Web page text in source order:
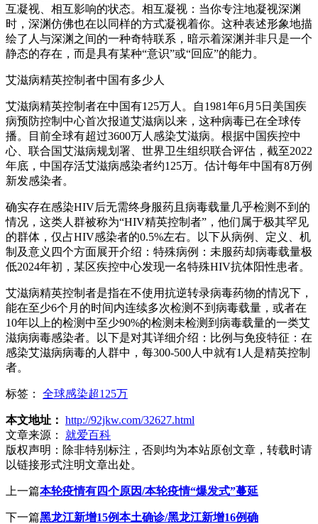
互凝视、相互影响的状态。相互凝视：当你专注地凝视深渊
时，深渊仿佛也在以同样的方式凝视着你。这种表述形象地描
绘了人与深渊之间的一种奇特联系，暗示着深渊并非只是一个
静态的存在，而是具有某种“意识”或“回应”的能力。
艾滋病精英控制者中国有多少人
艾滋病精英控制者在中国有125万人。自1981年6月5日美国疾
病预防控制中心首次报道艾滋病以来，这种病毒已在全球传
播。目前全球有超过3600万人感染艾滋病。根据中国疾控中
心、联合国艾滋病规划署、世界卫生组织联合评估，截至2022
年底，中国存活艾滋病感染者约125万。估计每年中国有8万例
新发感染者。
确实存在感染HIV后无需终身服药且病毒载量几乎检测不到的
情况，这类人群被称为“HIV精英控制者”，他们属于极其罕见
的群体，仅占HIV感染者的0.5%左右。以下从病例、定义、机
制及意义四个方面展开介绍：特殊病例：未服药却病毒载量极
低2024年初，某区疾控中心发现一名特殊HIV抗体阳性患者。
艾滋病精英控制者是指在不使用抗逆转录病毒药物的情况下，
能在至少6个月的时间内连续多次检测不到病毒载量，或者在
10年以上的检测中至少90%的检测未检测到病毒载量的一类艾
滋病病毒感染者。以下是对其详细介绍：比例与免疫特征：在
感染艾滋病病毒的人群中，每300-500人中就有1人是精英控制
者。
标签： 全球感染超125万
本文地址： http://92jkw.com/32627.html
文章来源：
就爱百科
版权声明： 除非特别标注，否则均为本站原创文章，转载时请
以链接形式注明文章出处。
上一篇本轮疫情有四个原因/本轮疫情“爆发式”蔓延
下一篇黑龙江新增15例本土确诊/黑龙江新增16例确